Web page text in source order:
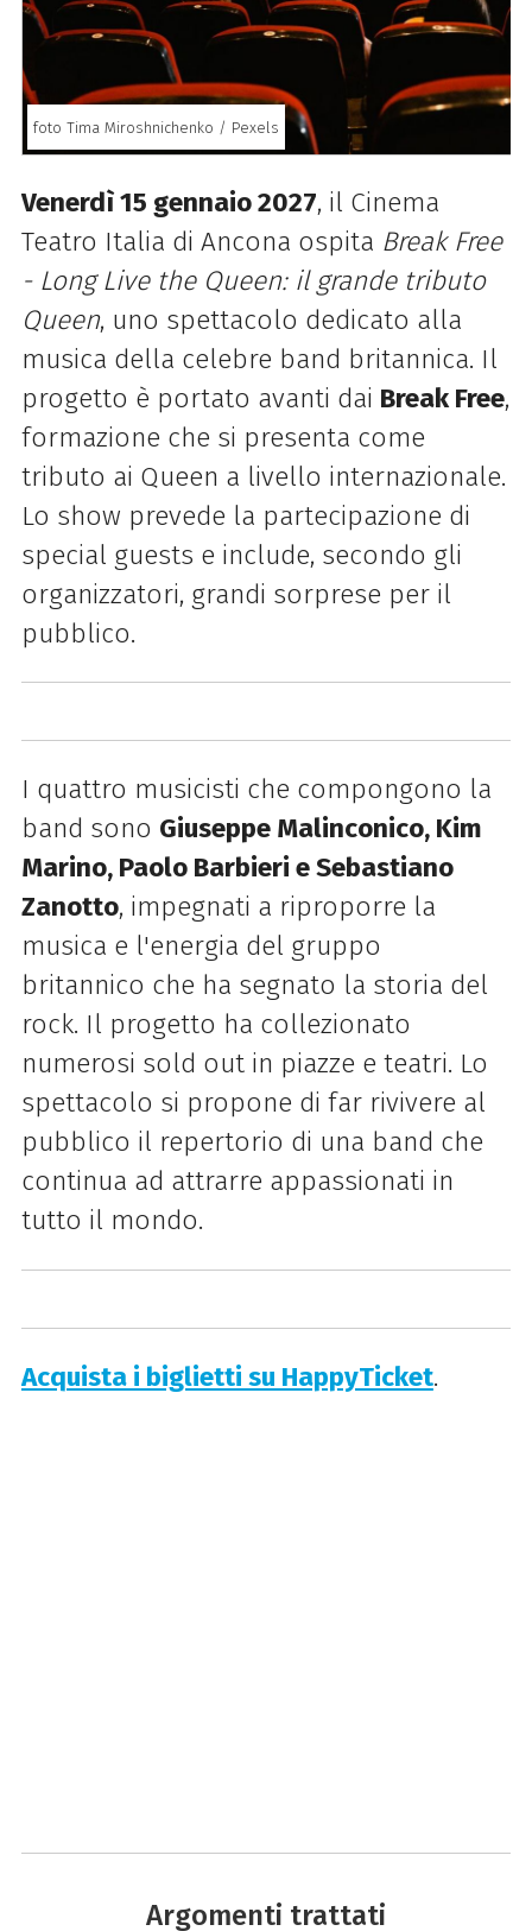
foto Tima Miroshnichenko / Pexels
Venerdì 15 gennaio 2027, il Cinema
Teatro Italia di Ancona ospita Break Free
- Long Live the Queen: il grande tributo
Queen, uno spettacolo dedicato alla
musica della celebre band britannica. Il
progetto è portato avanti dai Break Free,
formazione che si presenta come
tributo ai Queen a livello internazionale.
Lo show prevede la partecipazione di
special guests e include, secondo gli
organizzatori, grandi sorprese per il
pubblico.
I quattro musicisti che compongono la
band sono Giuseppe Malinconico, Kim
Marino, Paolo Barbieri e Sebastiano
Zanotto, impegnati a riproporre la
musica e l'energia del gruppo
britannico che ha segnato la storia del
rock. Il progetto ha collezionato
numerosi sold out in piazze e teatri. Lo
spettacolo si propone di far rivivere al
pubblico il repertorio di una band che
continua ad attrarre appassionati in
tutto il mondo.
Acquista i biglietti su HappyTicket.
Argomenti trattati